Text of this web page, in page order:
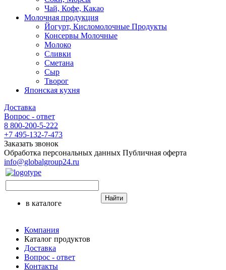
Чай, Кофе, Какао
Молочная продукция
Йогурт, Кисломолочные Продукты
Консервы Молочные
Молоко
Сливки
Сметана
Сыр
Творог
Японская кухня
Доставка
Вопрос - ответ
8 800-200-5-222
+7 495-132-7-473
Заказать звонок
Обработка персональных данных Публичная оферта
info@globalgroup24.ru
в каталоге
Найти
Компания
Каталог продуктов
Доставка
Вопрос - ответ
Контакты